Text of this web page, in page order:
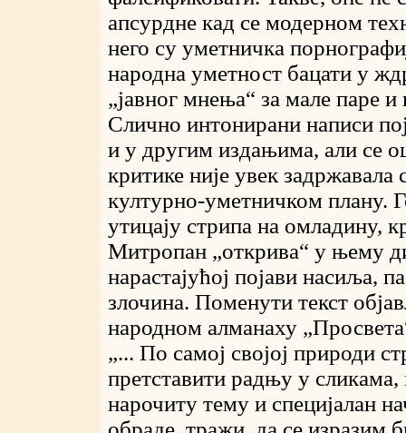
апсурдне кад се модерном
него су уметничка
народна уметност бацати у
„јавног мнења“ за мале паре и
Слично интонирани написи
и у другим издањима, али се
критике није увек задржавала
културно-уметничком плану.
утицају стрипа на омладину,
Митропан „открива“ у њему
нарастајућој појави насиља,
злочина. Поменути текст
народном алманаху
„... По самој својој природи
претставити радњу у сликама,
нарочиту тему и специјалан